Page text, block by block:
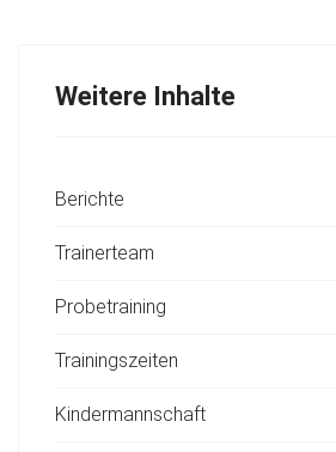
Weitere Inhalte
Berichte
Trainerteam
Probetraining
Trainingszeiten
Kindermannschaft